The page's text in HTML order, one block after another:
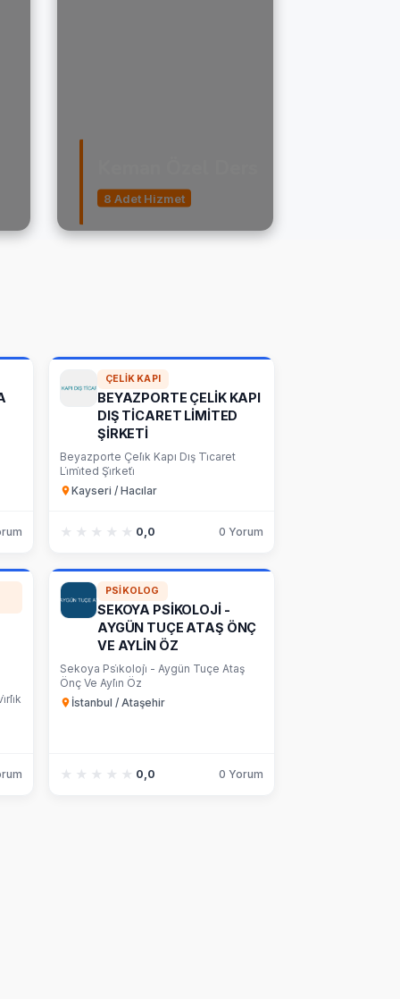
8 Adet Hizmet
ÇELIK KAPI
BEYAZPORTE ÇELİK KAPI
DIŞ TİCARET LİMİTED
ŞİRKETİ
Beyazporte Çeli̇k Kapı Dış Ti̇caret
Li̇mi̇ted Şi̇rketi̇
Kayseri / Hacılar
★★★★★
★★★★★ 0,0 0 Yorum
PSIKOLOG
SEKOYA PSİKOLOJİ -
AYGÜN TUÇE ATAŞ ÖNÇ
VE AYLİN ÖZ
Sekoya Psi̇koloji̇ - Aygün Tuçe Ataş
Önç Ve Ayli̇n Öz
İstanbul / Ataşehir
★★★★★
★★★★★ 0,0 0 Yorum